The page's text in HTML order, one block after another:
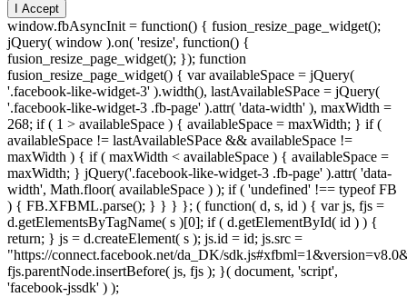
I Accept
window.fbAsyncInit = function() { fusion_resize_page_widget();
jQuery( window ).on( 'resize', function() {
fusion_resize_page_widget(); }); function
fusion_resize_page_widget() { var availableSpace = jQuery(
'.facebook-like-widget-3' ).width(), lastAvailableSPace = jQuery(
'.facebook-like-widget-3 .fb-page' ).attr( 'data-width' ), maxWidth =
268; if ( 1 > availableSpace ) { availableSpace = maxWidth; } if (
availableSpace != lastAvailableSPace && availableSpace !=
maxWidth ) { if ( maxWidth < availableSpace ) { availableSpace =
maxWidth; } jQuery('.facebook-like-widget-3 .fb-page' ).attr( 'data-
width', Math.floor( availableSpace ) ); if ( 'undefined' !== typeof FB
) { FB.XFBML.parse(); } } } }; ( function( d, s, id ) { var js, fjs =
d.getElementsByTagName( s )[0]; if ( d.getElementById( id ) ) {
return; } js = d.createElement( s ); js.id = id; js.src =
"https://connect.facebook.net/da_DK/
fjs.parentNode.insertBefore( js, fjs ); }( document, 'script',
'facebook-jssdk' ) );